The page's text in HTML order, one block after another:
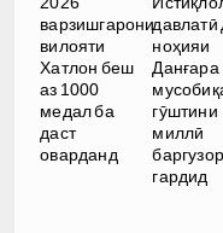
варзишгарони
вилояти
Хатлон беш
аз 1000
медал ба
даст
оварданд
давлатӣ
ноҳияи
Данғара
гӯштини
миллӣ
баргузор
гардид